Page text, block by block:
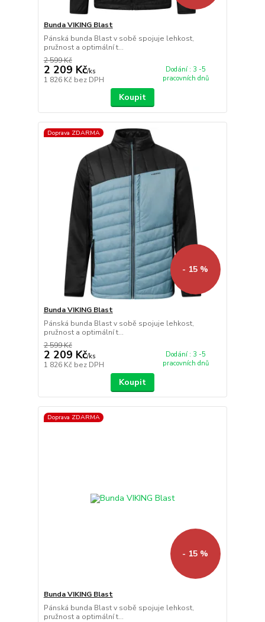
Bunda VIKING Blast
Pánská bunda Blast v sobě spojuje lehkost,
pružnost a optimální t...
2 599 Kč
2 209 Kč/ks
1 826 Kč bez DPH
Dodání : 3 -5
pracovních dnů
Koupit
Doprava ZDARMA
- 15 %
Bunda VIKING Blast
Pánská bunda Blast v sobě spojuje lehkost,
pružnost a optimální t...
2 599 Kč
2 209 Kč/ks
1 826 Kč bez DPH
Dodání : 3 -5
pracovních dnů
Koupit
Doprava ZDARMA
- 15 %
Bunda VIKING Blast
Pánská bunda Blast v sobě spojuje lehkost,
pružnost a optimální t...